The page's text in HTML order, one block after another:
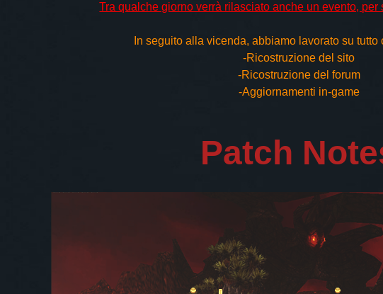
Tra qualche giorno verrà rilasciato anche un evento,
In seguito alla vicenda, abbiamo lavorato su tutto
-Ricostruzione del sito
-Ricostruzione del forum
-Aggiornamenti in-game
Patch